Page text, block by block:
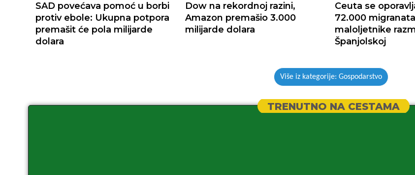
SAD povećava pomoć u borbi
protiv ebole: Ukupna potpora
premašit će pola milijarde
dolara
Dow na rekordnoj razini,
Amazon premašio 3.000
milijarde dolara
Ceuta se
72.000
maloljetnike
Španjolskoj
Više iz kategorije: Gospodarstvo
TRENUTNO NA CESTAMA